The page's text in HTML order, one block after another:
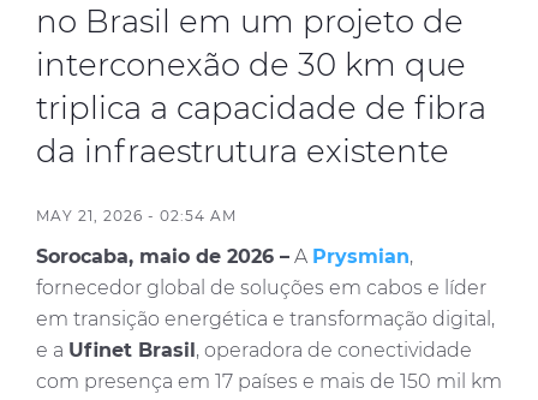
no Brasil em um projeto de
interconexão de 30 km que
triplica a capacidade de fibra
da infraestrutura existente
MAY 21, 2026 - 02:54 AM
Sorocaba, maio de 2026 – A Prysmian,
fornecedor global de soluções em cabos e líder
em transição energética e transformação digital,
e a Ufinet Brasil , operadora de conectividade
com presença em 17 países e mais de 150 mil km